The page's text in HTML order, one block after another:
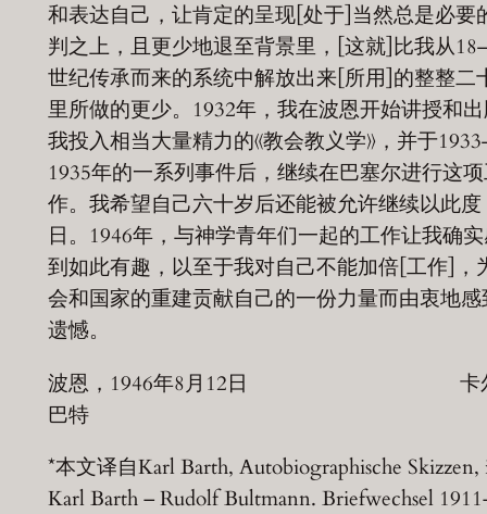
和表达自己，让肯定的呈现[处于]当然总是必要
判之上，且更少地退至背景里，[这就]比我从
世纪传承而来的系统中解放出来[所用]的整整二
里所做的更少。1932年，我在波恩开始讲授和
我投入相当大量精力的《教会教义学》，并于
1935年的一系列事件后，继续在巴塞尔进行这
作。我希望自己六十岁后还能被允许继续以此度
日。1946年，与神学青年们一起的工作让我确
到如此有趣，以至于我对自己不能加倍[工作]，
会和国家的重建贡献自己的一份力量而由衷地感
遗憾。
波恩，1946年8月12日 卡
巴特
*本文译自Karl Barth, Autobiographische Skizzen,
Karl Barth – Rudolf Bultmann. Briefwechsel